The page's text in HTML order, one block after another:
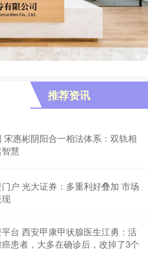
推荐资讯
宋惠彬阴阳合一相法体系：双轨相
慧
户 光大证券：多重利好叠加 市场
台 西安甲康甲状腺医生江勇：活
患者，大多在确诊后，改掉了3个